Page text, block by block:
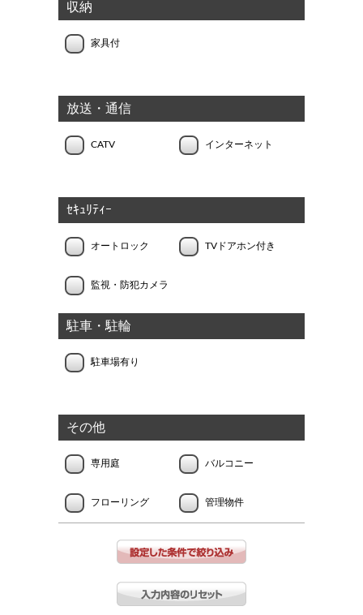
収納
家具付
放送・通信
CATV インターネット
ｾｷｭﾘﾃｨｰ
オートロック TVドアホン付き
監視・防犯カメラ
駐車・駐輪
駐車場有り
その他
専用庭 バルコニー
フローリング 管理物件